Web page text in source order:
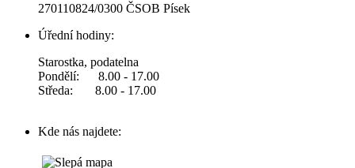
270110824/0300 ČSOB Písek
Úřední hodiny:
Starostka, podatelna
Pondělí: 8.00 - 17.00
Středa: 8.00 - 17.00
Kde nás najdete: